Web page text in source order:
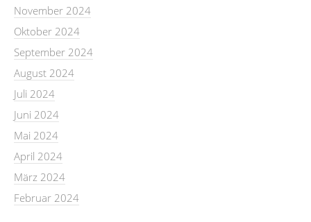
November 2024
Oktober 2024
September 2024
August 2024
Juli 2024
Juni 2024
Mai 2024
April 2024
März 2024
Februar 2024